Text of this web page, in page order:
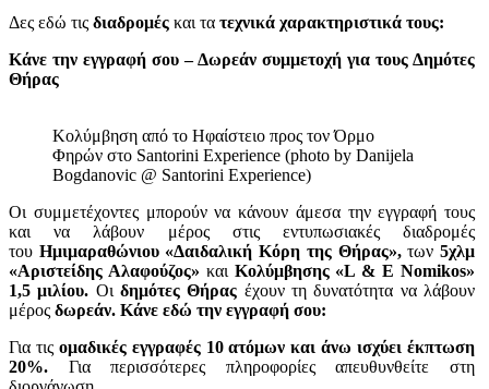
Δες εδώ τις διαδρομές και τα τεχνικά χαρακτηριστικά τους:
Κάνε την εγγραφή σου – Δωρεάν συμμετοχή για τους Δημότες
Θήρας
Κολύμβηση από το Ηφαίστειο προς τον Όρμο
Φηρών στο Santorini Experience (photo by Danijela
Bogdanovic @ Santorini Experience)
Οι συμμετέχοντες μπορούν να κάνουν άμεσα την εγγραφή τους
και να λάβουν μέρος στις εντυπωσιακές διαδρομές
του Ημιμαραθώνιου «Δαιδαλική Κόρη της Θήρας»,των5χλμ
«Αριστείδης Αλαφούζος» και Κολύμβησης «L & E Nomikos»
1,5 μιλίου. Οιδημότες Θήρας έχουν τη δυνατότητα να λάβουν
μέρος δωρεάν. Κάνε εδώ την εγγραφή σου:
Για τιςομαδικές εγγραφές 10 ατόμων και άνω ισχύει έκπτωση
20%. Για περισσότερες πληροφορίες απευθυνθείτε στη